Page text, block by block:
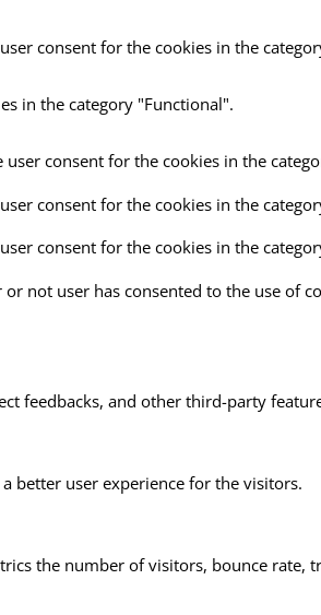
consent for the cookies in the
in the category "Functional".
consent for the cookies in the
consent for the cookies in the
consent for the cookies in the
not user has consented to the use of
feedbacks, and other third-party
better user experience for the visitors.
the number of visitors, bounce rate,